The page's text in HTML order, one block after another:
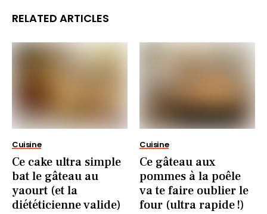
RELATED ARTICLES
Cuisine
Ce cake ultra simple
bat le gâteau au
yaourt (et la
diététicienne valide)
Cuisine
Ce gâteau aux
pommes à la poêle
va te faire oublier le
four (ultra rapide !)